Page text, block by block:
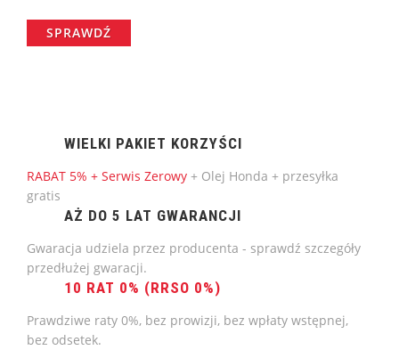
SPRAWDŹ
WIELKI PAKIET KORZYŚCI
RABAT 5% + Serwis Zerowy + Olej Honda + przesyłka
gratis
AŻ DO 5 LAT GWARANCJI
Gwaracja udziela przez producenta - sprawdź szczegóły
przedłużej gwaracji.
10 RAT 0% (RRSO 0%)
Prawdziwe raty 0%, bez prowizji, bez wpłaty wstępnej,
bez odsetek.